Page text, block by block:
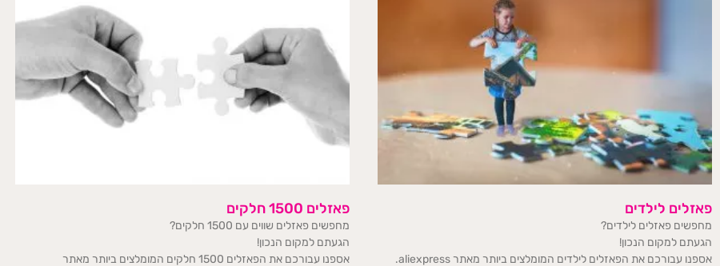
פאזלים לילדים
מחפשים פאזלים לילדים?
הגעתם למקום הנכון!
אספנו עבורכם את הפאזלים לילדים המומלצים ביותר מאתר aliexpress.
פאזלים 1500 חלקים
מחפשים פאזלים שווים עם 1500 חלקים?
הגעתם למקום הנכון!
אספנו עבורכם את הפאזלים 1500 חלקים המומלצים ביותר מאתר